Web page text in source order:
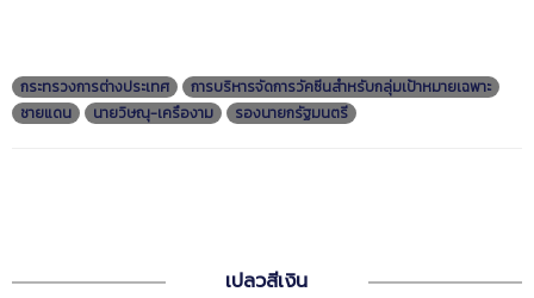
กระทรวงการต่างประเทศ
การบริหารจัดการวัคซีนสำหรับกลุ่มเป้าหมายเฉพาะ
ชายแดน
นายวิษณุ-เครืองาม รองนายกรัฐมนตรี
เปลวสีเงิน